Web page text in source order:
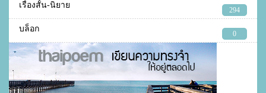
เรื่องสั้น-นิยาย
294
บล็อก
0